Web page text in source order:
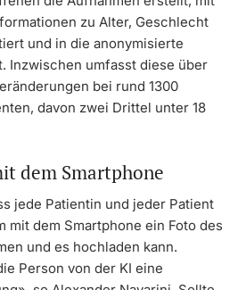
zu Alter, Geschlecht
und in die anonymisierte
Inzwischen umfasst diese über
bei rund 1300
davon zwei Drittel unter 18
dem Smartphone
jede Patientin und jeder Patient
mit dem Smartphone ein Foto des
und es hochladen kann.
Person von der KI eine